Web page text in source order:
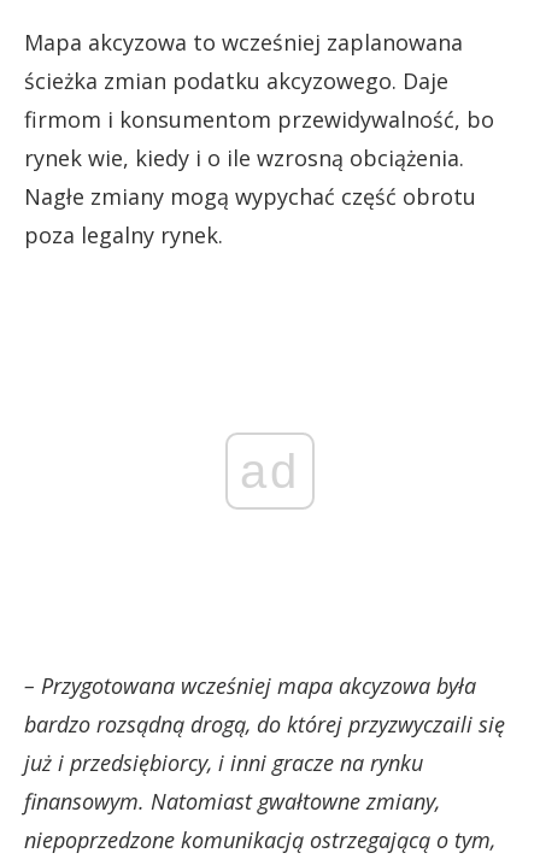
Mapa akcyzowa to wcześniej zaplanowana
ścieżka zmian podatku akcyzowego. Daje
firmom i konsumentom przewidywalność, bo
rynek wie, kiedy i o ile wzrosną obciążenia.
Nagłe zmiany mogą wypychać część obrotu
poza legalny rynek.
ad
– Przygotowana wcześniej mapa akcyzowa była
bardzo rozsądną drogą, do której przyzwyczaili się
już i przedsiębiorcy, i inni gracze na rynku
finansowym. Natomiast gwałtowne zmiany,
niepoprzedzone komunikacją ostrzegającą o tym,